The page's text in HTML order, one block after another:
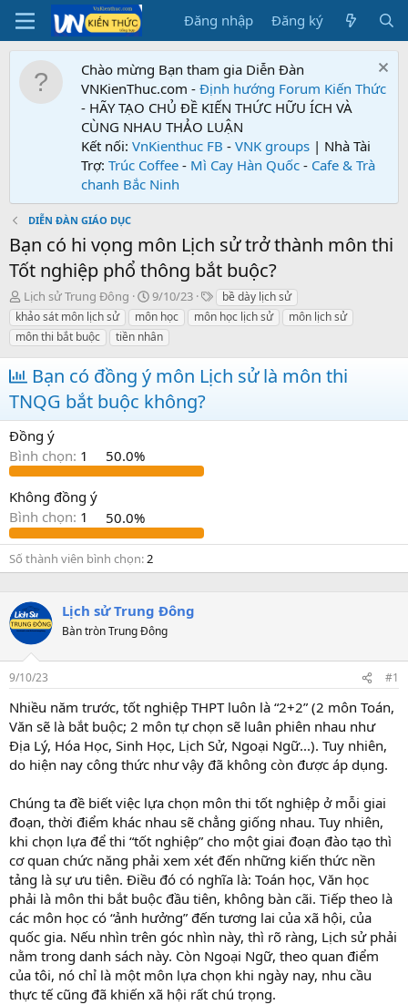
Đăng nhập Đăng ký
Chào mừng Bạn tham gia Diễn Đàn
VNKienThuc.com - Định hướng Forum Kiến Thức
- HÃY TẠO CHỦ ĐỀ KIẾN THỨC HỮU ÍCH VÀ
CÙNG NHAU THẢO LUẬN
Kết nối: VnKienthuc FB - VNK groups | Nhà Tài
Trợ: Trúc Coffee - Mì Cay Hàn Quốc - Cafe & Trà
chanh Bắc Ninh
DIỄN ĐÀN GIÁO DỤC
Bạn có hi vọng môn Lịch sử trở thành môn thi
Tốt nghiệp phổ thông bắt buộc?
T
h
r
e
a
d
s
t
a
r
t
e
r
Lịch sử Trung Đông
N
g
à
y
g
ử
9/10/23
T
ừ
k
ó
a
bề dày lịch sử
khảo sát môn lịch sử
môn học môn học lịch sử
môn lịch sử
môn thi bắt buộc
tiền nhân
Bạn có đồng ý môn Lịch sử là môn thi
TNQG bắt buộc không?
Đồng ý
Bình chọn: 1 50.0%
Không đồng ý
Bình chọn: 1 50.0%
Số thành viên bình chọn 2
Lịch sử Trung Đông
Bàn tròn Trung Đông
9/10/23 #1
Nhiều năm trước, tốt nghiệp THPT luôn là “2+2” (2 môn Toán,
Văn sẽ là bắt buộc; 2 môn tự chọn sẽ luân phiên nhau như
Địa Lý, Hóa Học, Sinh Học, Lịch Sử, Ngoại Ngữ...). Tuy nhiên,
do hiện nay công thức như vậy đã không còn được áp dụng.
Chúng ta đề biết việc lựa chọn môn thi tốt nghiệp ở mỗi giai
đoạn, thời điểm khác nhau sẽ chẳng giống nhau. Tuy nhiên,
khi chọn lựa để thi “tốt nghiệp” cho một giai đoạn đào tạo thì
cơ quan chức năng phải xem xét đến những kiến thức nền
tảng là sự ưu tiên. Điều đó có nghĩa là: Toán học, Văn học
phải là môn thi bắt buộc đầu tiên, không bàn cãi. Tiếp theo là
các môn học có “ảnh hưởng” đến tương lai của xã hội, của
quốc gia. Nếu nhìn trên góc nhìn này, thì rõ ràng, Lịch sử phải
nằm trong danh sách này. Còn Ngoại Ngữ, theo quan điểm
của tôi, nó chỉ là một môn lựa chọn khi ngày nay, nhu cầu
thực tế cũng đã khiến xã hội rất chú trọng.